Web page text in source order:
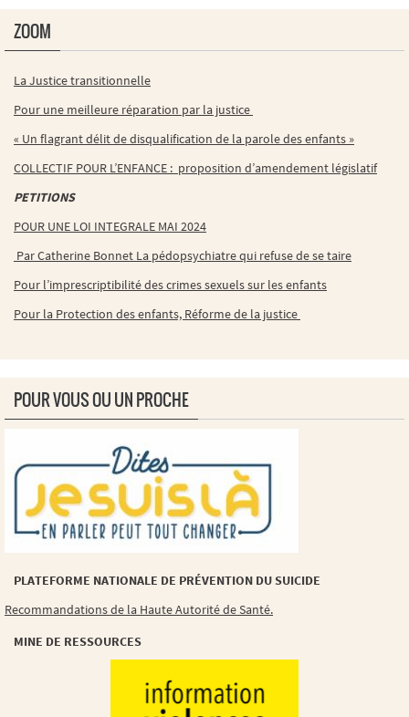
ZOOM
La Justice transitionnelle
Pour une meilleure réparation par la justice
« Un flagrant délit de disqualification de la parole des enfants »
COLLECTIF POUR L’ENFANCE : proposition d’amendement législatif
PETITIONS
POUR UNE LOI INTEGRALE MAI 2024
Par Catherine Bonnet La pédopsychiatre qui refuse de se taire
Pour l’imprescriptibilité des crimes sexuels sur les enfants
Pour la Protection des enfants, Réforme de la justice
POUR VOUS OU UN PROCHE
PLATEFORME NATIONALE DE PRÉVENTION DU SUICIDE
Recommandations de la Haute Autorité de Santé.
MINE DE RESSOURCES